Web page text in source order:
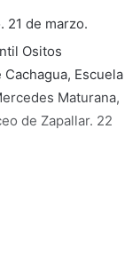
21 de marzo.
Ositos
Escuela
Maturana,
de Zapallar. 22